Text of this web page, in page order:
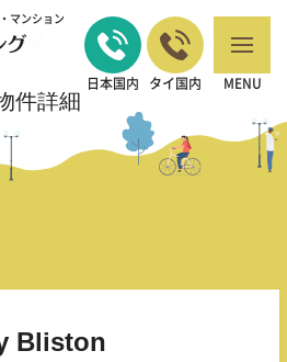
マンション
日本国内 タイ国内 MENU
賃貸 TOP 2BED>Thonglor 21 by Bliston
件詳細
Bliston